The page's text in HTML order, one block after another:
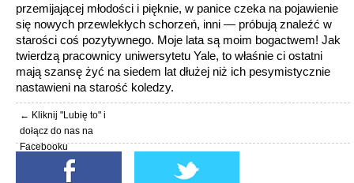
przemijającej młodości i pięknie, w panice czeka na pojawienie
się nowych przewlekłych schorzeń, inni — próbują znaleźć w
starości coś pozytywnego. Moje lata są moim bogactwem! Jak
twierdzą pracownicy uniwersytetu Yale, to właśnie ci ostatni
mają szansę żyć na siedem lat dłużej niż ich pesymistycznie
nastawieni na starość koledzy.
← Kliknij "Lubię to" i
dołącz do nas na
Facebooku